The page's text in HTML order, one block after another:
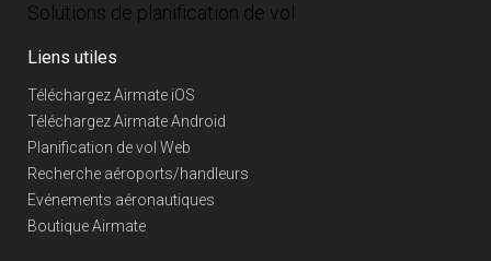
Solutions de planification de vol
Liens utiles
Téléchargez Airmate iOS
Téléchargez Airmate Android
Planification de vol Web
Recherche aéroports/handleurs
Evénements aéronautiques
Boutique Airmate